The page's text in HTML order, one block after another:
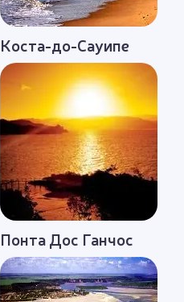
Коста-до-Сауипе
Понта Дос Ганчос